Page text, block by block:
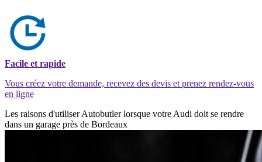
Facile et rapide
Vous créez votre demande, recevez des devis et prenez rendez-vous
en ligne
Les raisons d'utiliser Autobutler lorsque votre Audi doit se rendre
dans un garage près de Bordeaux